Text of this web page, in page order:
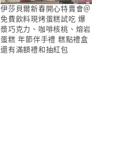
伊莎貝爾新春開心特賣會＠
免費飲料現烤蛋糕試吃 爆
漿巧克力、咖啡核桃、熔岩
蛋糕 年節伴手禮 糕點禮盒
還有滿額禮和抽紅包